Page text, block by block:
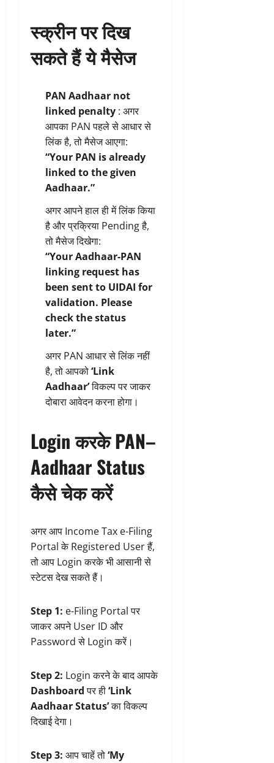
स्क्रीन पर दिख
सकते हैं ये मैसेज
PAN Aadhaar not
linked penalty : अगर
आपका PAN पहले से आधार से
लिंक है, तो मैसेज आएगा:
“Your PAN is already
linked to the given
Aadhaar.”
अगर आपने हाल ही में लिंक किया
है और प्रक्रिया Pending है,
तो मैसेज दिखेगा:
“Your Aadhaar-PAN
linking request has
been sent to UIDAI for
validation. Please
check the status
later.”
अगर PAN आधार से लिंक नहीं
है, तो आपको‘Link
Aadhaar’विकल्प पर जाकर
दोबारा आवेदन करना होगा।
Login करके PAN–
Aadhaar Status
कैसे चेक करें
अगर आप Income Tax e-Filing
Portal के Registered User हैं,
तो आप Login करके भी आसानी से
स्टेटस देख सकते हैं।
Step 1: e-Filing Portal पर
जाकर अपने User ID और
Password से Login करें।
Step 2: Login करने के बाद आपके
Dashboardपर ही‘Link
Aadhaar Status’का विकल्प
दिखाई देगा।
Step 3: आप चाहें तो‘My